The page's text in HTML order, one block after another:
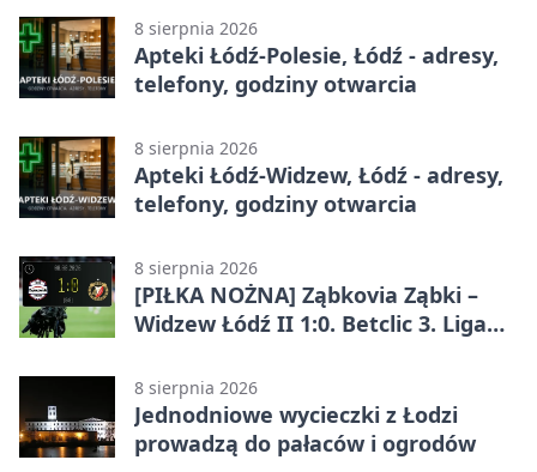
8 sierpnia 2026
Apteki Łódź-Polesie, Łódź - adresy,
telefony, godziny otwarcia
8 sierpnia 2026
Apteki Łódź-Widzew, Łódź - adresy,
telefony, godziny otwarcia
8 sierpnia 2026
[PIŁKA NOŻNA] Ząbkovia Ząbki –
Widzew Łódź II 1:0. Betclic 3. Liga
rozstrzygnięciem po przerwie
8 sierpnia 2026
Jednodniowe wycieczki z Łodzi
prowadzą do pałaców i ogrodów